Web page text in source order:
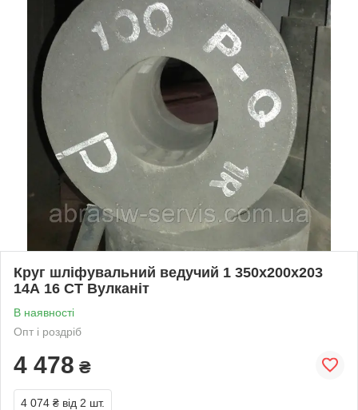
Круг шліфувальний ведучий 1 350х200х203
14А 16 СТ Вулканіт
В наявності
Опт і роздріб
4 478 ₴
4 074 ₴ від 2 шт.